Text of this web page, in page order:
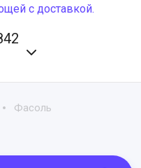
с доставкой.
Фасоль